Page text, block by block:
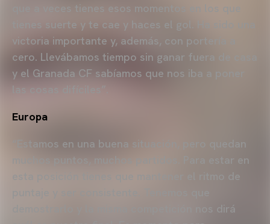
que a veces tienes esos momentos en los que
tienes suerte y te cae y haces el gol. Ha sido una
victoria importante y, además, con portería a
cero. Llevábamos tiempo sin ganar fuera de casa
y el Granada CF sabíamos que nos iba a poner
las cosas difíciles”.
Europa
“Estamos en una buena situación, pero quedan
muchos puntos, muchos partidos. Para estar en
esta posición tienes que mantener el ritmo de
demostrarlo y la misma competición nos dirá